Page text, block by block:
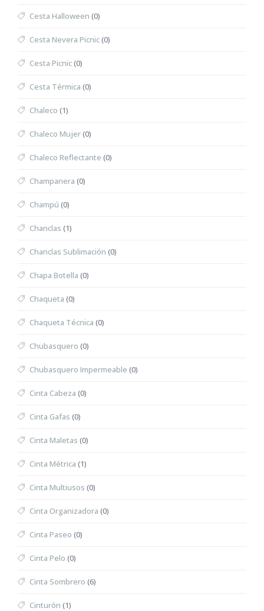
Cesta Halloween (0)
Cesta Nevera Picnic(0)
Cesta Picnic(0)
Cesta Térmica (0)
Chaleco (1)
Chaleco Mujer(0)
Chaleco Reflectante (0)
Champanera (0)
Champú (0)
Chanclas (1)
Chanclas Sublimación (0)
Chapa Botella (0)
Chaqueta (0)
Chaqueta Técnica (0)
Chubasquero (0)
Chubasquero Impermeable (0)
Cinta Cabeza (0)
Cinta Gafas (0)
Cinta Maletas (0)
Cinta Métrica (1)
Cinta Multiusos (0)
Cinta Organizadora (0)
Cinta Paseo (0)
Cinta Pelo (0)
Cinta Sombrero (6)
Cinturón (1)